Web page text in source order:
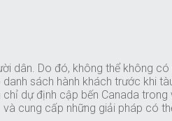
dân. Do đó, không thể không
sách hành khách trước khi
dự định cập bến Canada
cung cấp những giải pháp có